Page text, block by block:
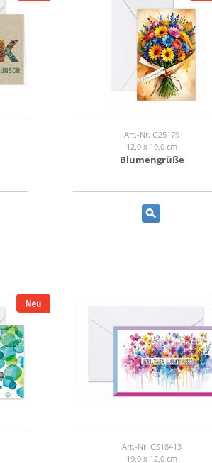
Art.-Nr. G25179
12,0 x 19,0 cm
Blumengrüße
Art.-Nr. GS18413
19,0 x 12,0 cm